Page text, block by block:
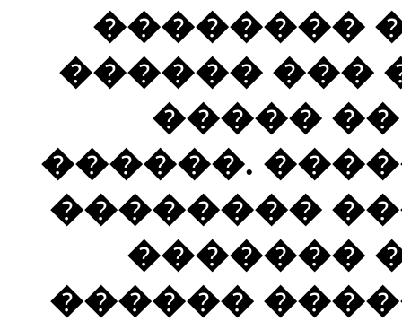
��������
������ ���
�����
������.
��������
�������
������